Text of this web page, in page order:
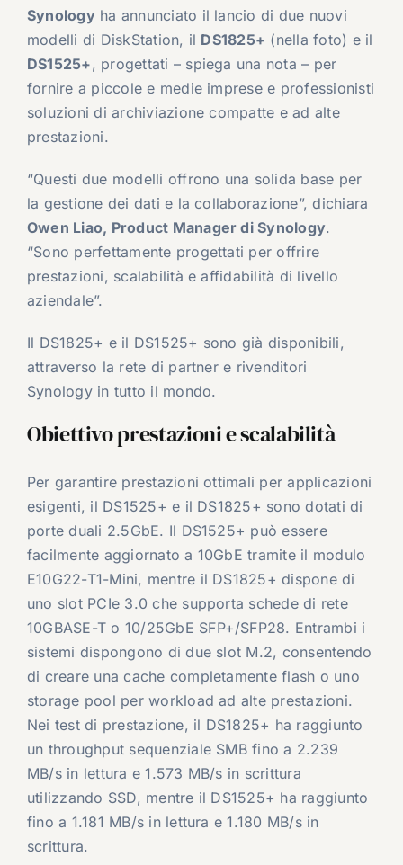
Synologyha annunciato il lancio di due nuovi
modelli di DiskStation, il DS1825+ (nella foto) e il
DS1525+, progettati – spiega una nota – per
fornire a piccole e medie imprese e professionisti
soluzioni di archiviazione compatte e ad alte
prestazioni.
“Questi due modelli offrono una solida base per
la gestione dei dati e la collaborazione”, dichiara
Owen Liao, Product Manager di Synology.
“Sono perfettamente progettati per offrire
prestazioni, scalabilità e affidabilità di livello
aziendale”.
Il DS1825+ e il DS1525+ sono già disponibili,
attraverso la rete di partner e rivenditori
Synology in tutto il mondo.
Obiettivo prestazioni e scalabilità
Per garantire prestazioni ottimali per applicazioni
esigenti, il DS1525+ e il DS1825+ sono dotati di
porte duali 2.5GbE. Il DS1525+ può essere
facilmente aggiornato a 10GbE tramite il modulo
E10G22-T1-Mini, mentre il DS1825+ dispone di
uno slot PCIe 3.0 che supporta schede di rete
10GBASE-T o 10/25GbE SFP+/SFP28. Entrambi i
sistemi dispongono di due slot M.2, consentendo
di creare una cache completamente flash o uno
storage pool per workload ad alte prestazioni.
Nei test di prestazione, il DS1825+ ha raggiunto
un throughput sequenziale SMB fino a 2.239
MB/s in lettura e 1.573 MB/s in scrittura
utilizzando SSD, mentre il DS1525+ ha raggiunto
fino a 1.181 MB/s in lettura e 1.180 MB/s in
scrittura.